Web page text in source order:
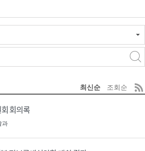
최신순 조회순
회의록
과